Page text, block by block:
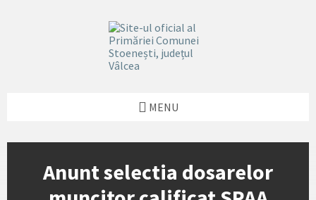
MENU
Anunt selectia dosarelor